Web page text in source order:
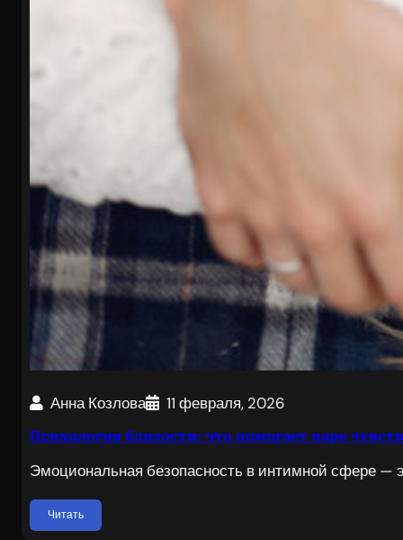
Анна Козлова 11 февраля, 2026
Психология близости: что помогает паре
Эмоциональная безопасность в интимной сфере —
Читать